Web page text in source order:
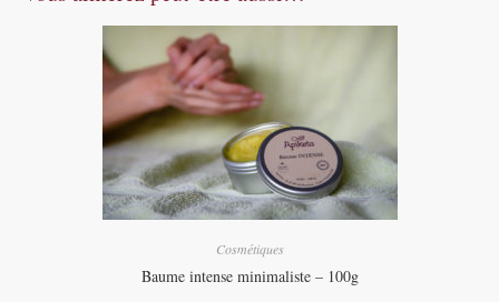
Cosmétiques
Baume intense minimaliste – 100g